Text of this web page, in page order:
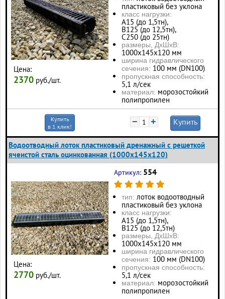
Цена:
2370 руб./шт.
пластиковый без уклона
класс нагрузки:
А15 (до 1,5тн),
В125 (до 12,5тн),
С250 (до 25тн)
размеры, ДхШхВ:
1000х145х120 мм
ширина гидравлического
сечения: 100 мм (DN100)
пропускная способность:
5,1 л/сек
материал: морозостойкий
полипропилен
Купить
в 1 клик!
− + Купить
Водоотводный лоток пластиковый дренажный с решеткой
ячеистой сталь оцинкованная (1000x145x120)
Цена:
2770 руб./шт.
Артикул: 554
тип: лоток водоотводный
пластиковый без уклона
класс нагрузки:
А15 (до 1,5тн),
В125 (до 12,5тн)
размеры, ДхШхВ:
1000х145х120 мм
ширина гидравлического
сечения: 100 мм (DN100)
пропускная способность:
5,1 л/сек
материал: морозостойкий
полипропилен